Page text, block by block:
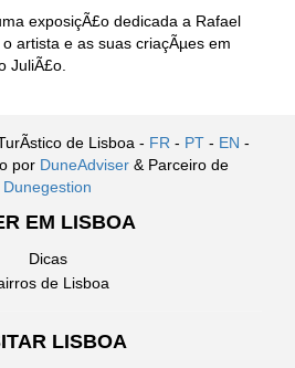
exposiçÃ£o dedicada a Rafael
artista e as suas criaçÃµes em
JuliÃ£o.
de Lisboa - FR - PT - EN -
por DuneAdviser & Parceiro de
Dunegestion
EM LISBOA
Dicas
de Lisboa
LISBOA